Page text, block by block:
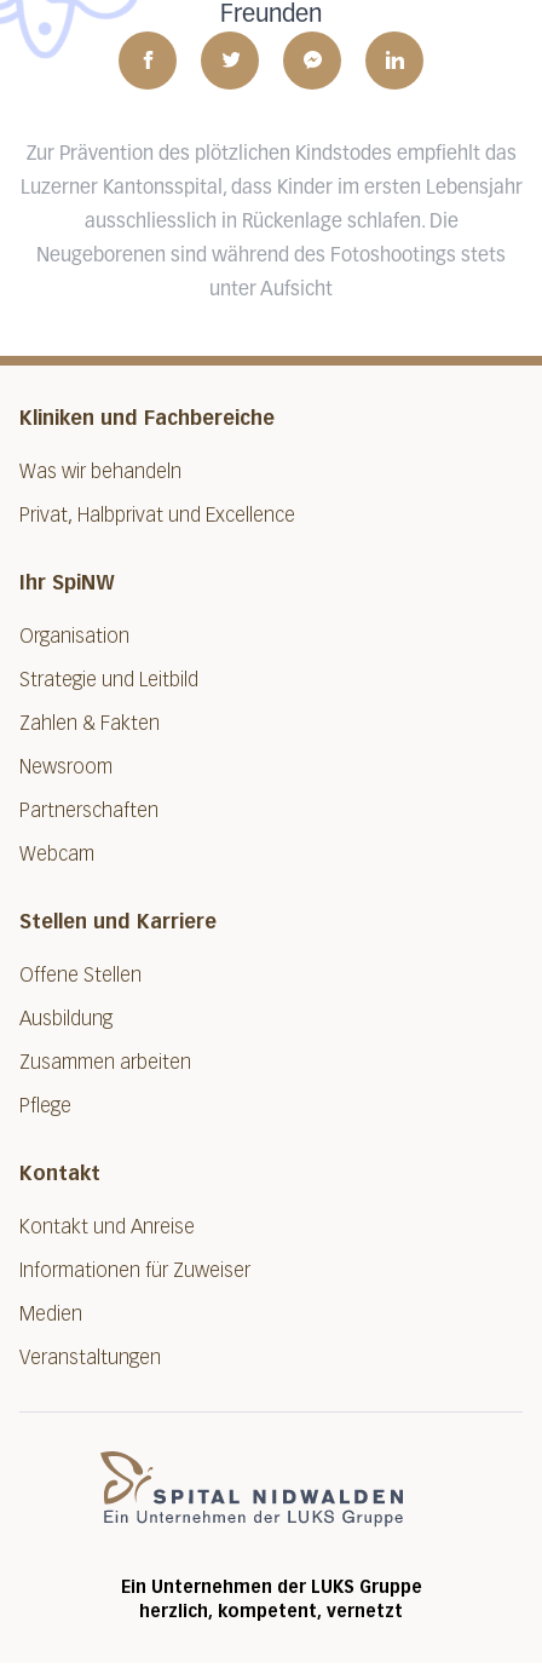
Freunden
Zur Prävention des plötzlichen Kindstodes empfiehlt das
Luzerner Kantonsspital, dass Kinder im ersten Lebensjahr
ausschliesslich in Rückenlage schlafen. Die
Neugeborenen sind während des Fotoshootings stets
unter Aufsicht
Kliniken und Fachbereiche
Was wir behandeln
Privat, Halbprivat und Excellence
Ihr SpiNW
Organisation
Strategie und Leitbild
Zahlen & Fakten
Newsroom
Partnerschaften
Webcam
Stellen und Karriere
Offene Stellen
Ausbildung
Zusammen arbeiten
Pflege
Kontakt
Kontakt und Anreise
Informationen für Zuweiser
Medien
Veranstaltungen
Ein Unternehmen der LUKS Gruppe
herzlich, kompetent, vernetzt